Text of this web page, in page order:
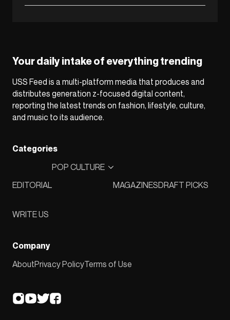
Your daily intake of everything trending
USS Feed is a multi-platform media that produces and
distributes generation z-focused digital content,
reporting the latest trends on fashion, lifestyle, culture,
and music to its audience.
Categories
EDITORIAL
POP CULTURE
MAGAZINESDRAFT PICKS
WRITE US
Company
AboutPrivacy PolicyTerms of Use